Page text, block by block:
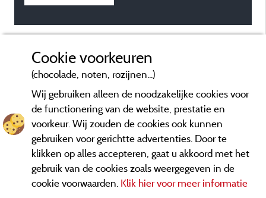
Cookie voorkeuren
(chocolade, noten, rozijnen...)
Wij gebruiken alleen de noodzakelijke cookies voor
de functionering van de website, prestatie en
voorkeur. Wij zouden de cookies ook kunnen
gebruiken voor gerichtte advertenties. Door te
klikken op alles accepteren, gaat u akkoord met het
gebruik van de cookies zoals weergegeven in de
cookie voorwaarden. Klik hier voor meer informatie